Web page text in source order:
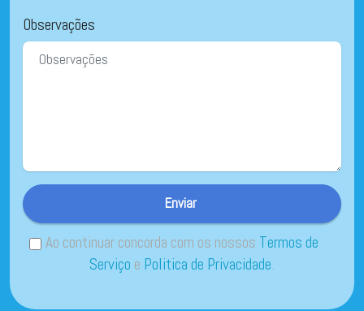
Observações
Enviar
Ao continuar concorda com os nossos Termos de
Serviço e Politica de Privacidade.